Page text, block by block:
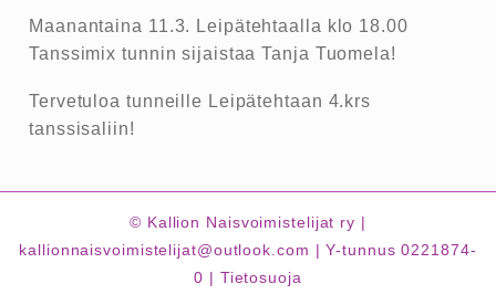
Maanantaina 11.3. Leipätehtaalla klo 18.00
Tanssimix tunnin sijaistaa Tanja Tuomela!
Tervetuloa tunneille Leipätehtaan 4.krs
tanssisaliin!
© Kallion Naisvoimistelijat ry |
kallionnaisvoimistelijat@outlook.com | Y-tunnus 0221874-
0 | Tietosuoja